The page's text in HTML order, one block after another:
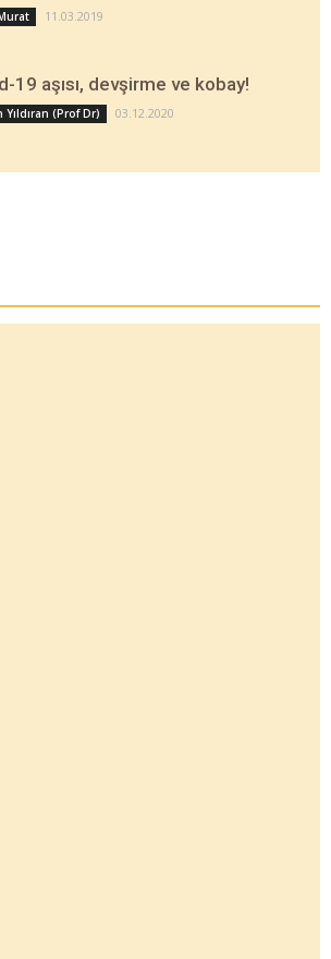
11.03.2019
19 aşısı, devşirme ve kobay!
Yıldıran (Prof Dr) 03.12.2020